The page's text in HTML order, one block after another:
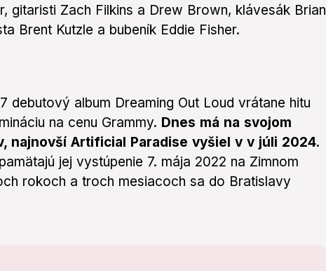
gitaristi Zach Filkins a Drew Brown, klávesák Brian
Brent Kutzle a bubeník Eddie Fisher.
debutový album Dreaming Out Loud vrátane hitu
na cenu Grammy. Dnes má na svojom
najnovší Artificial Paradise vyšiel v v júli 2024.
jej vystúpenie 7. mája 2022 na Zimnom
rokoch a troch mesiacoch sa do Bratislavy